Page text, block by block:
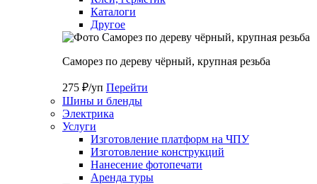
Каталоги
Другое
Саморез по дереву чёрный, крупная резьба
275 ₽/уп Перейти
Шины и бленды
Электрика
Услуги
Изготовление платформ на ЧПУ
Изготовление конструкций
Нанесение фотопечати
Аренда туры